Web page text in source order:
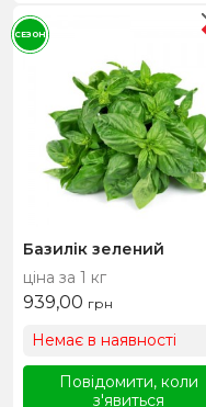
Базилік зелений
ціна за 1 кг
939,00 грн
Немає в наявності
Повідомити, коли
з'явиться
СЕЗОН